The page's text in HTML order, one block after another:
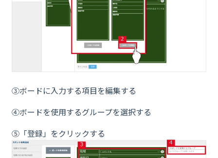
③ボードに入力する項目を編集する
④ボードを使用するグループを選択する
⑤「登録」をクリックする